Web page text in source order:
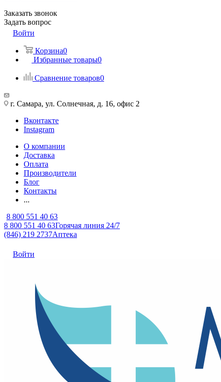
Заказать звонок
Задать вопрос
Войти
Корзина0
Избранные товары0
Сравнение товаров0
г. Самара, ул. Солнечная, д. 16, офис 2
Вконтакте
Instagram
О компании
Доставка
Оплата
Производители
Блог
Контакты
...
8 800 551 40 63
8 800 551 40 63Горячая линия 24/7
(846) 219 2737Аптека
Войти